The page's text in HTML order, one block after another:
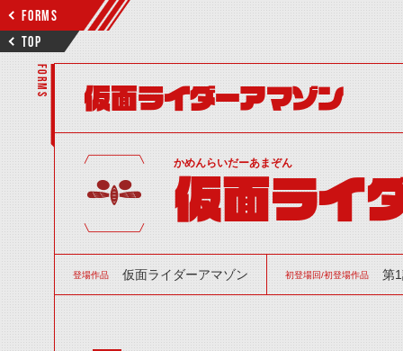
FORMS
TOP
FORMS
仮面ライダーアマゾン
かめんらいだーあまぞん
仮面ライ
登場作品 仮面ライダーアマゾン 初登場回/初登場作品 第